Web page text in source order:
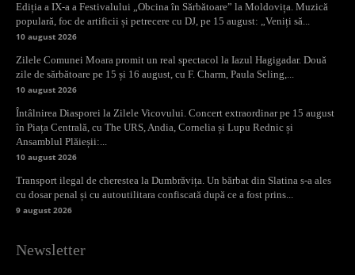
Ediția a IX-a a Festivalului „Obcina în Sărbătoare” la Moldovița. Muzică
populară, foc de artificii și petrecere cu DJ, pe 15 august: „Veniți să...
10 august 2026
Zilele Comunei Moara promit un real spectacol la Iazul Hagigadar. Două
zile de sărbătoare pe 15 și 16 august, cu F. Charm, Paula Seling,...
10 august 2026
Întâlnirea Diasporei la Zilele Vicovului. Concert extraordinar pe 15 august
în Piața Centrală, cu The URS, Andia, Cornelia și Lupu Rednic și
Ansamblul Plăieșii:...
10 august 2026
Transport ilegal de cherestea la Dumbrăvița. Un bărbat din Slatina s-a ales
cu dosar penal și cu autoutilitara confiscată după ce a fost prins...
9 august 2026
Newsletter